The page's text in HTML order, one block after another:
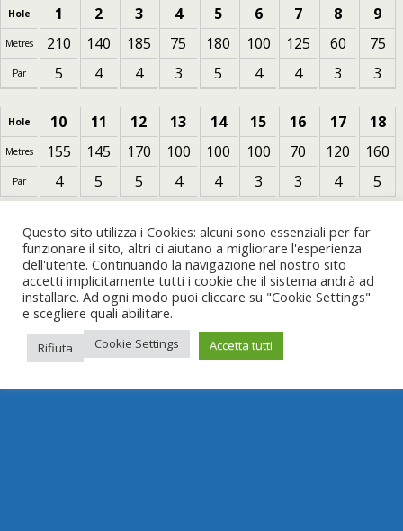
Hole
Metres
Par
1
210
5
2
140
4
3
185
4
4
75
3
5
180
5
6
100
4
7
125
4
8
60
3
9
75
3
Hole
Metres
Par
10
155
4
11
145
5
12
170
5
13
100
4
14
100
4
15
100
3
16
70
3
17
120
4
18
160
5
#WeAreFootGolf
Questo sito utilizza i Cookies: alcuni sono essenziali per far
funzionare il sito, altri ci aiutano a migliorare l'esperienza
dell'utente. Continuando la navigazione nel nostro sito
accetti implicitamente tutti i cookie che il sistema andrà ad
installare. Ad ogni modo puoi cliccare su "Cookie Settings"
e scegliere quali abilitare.
Rifiuta Cookie Settings
Accetta tutti
Torna su